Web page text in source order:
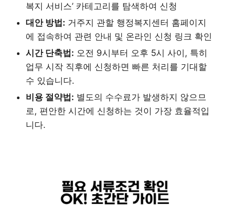
복지 서비스’ 카테고리를 탐색하여 신청
대안 방법: 거주지 관할 행정복지센터 홈페이지
에 접속하여 관련 안내 및 온라인 신청 링크 확인
시간 단축법: 오전 9시부터 오후 5시 사이, 특히
업무 시작 직후에 신청하면 빠른 처리를 기대할
수 있습니다.
비용 절약법: 별도의 수수료가 발생하지 않으므
로, 편안한 시간에 신청하는 것이 가장 효율적입
니다.